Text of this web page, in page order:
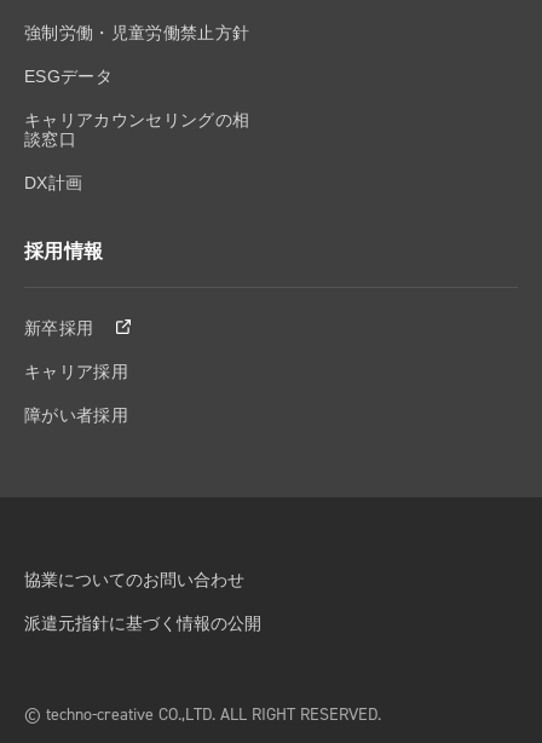
強制労働・児童労働禁止方針
ESGデータ
キャリアカウンセリングの相
談窓口
DX計画
採用情報
新卒採用
キャリア採用
障がい者採用
協業についてのお問い合わせ
派遣元指針に基づく情報の公開
© techno-creative CO.,LTD. ALL RIGHT RESERVED.